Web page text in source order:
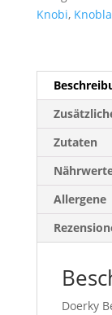
Menge
Knobi,
Zutaten
Allergene
Doerky